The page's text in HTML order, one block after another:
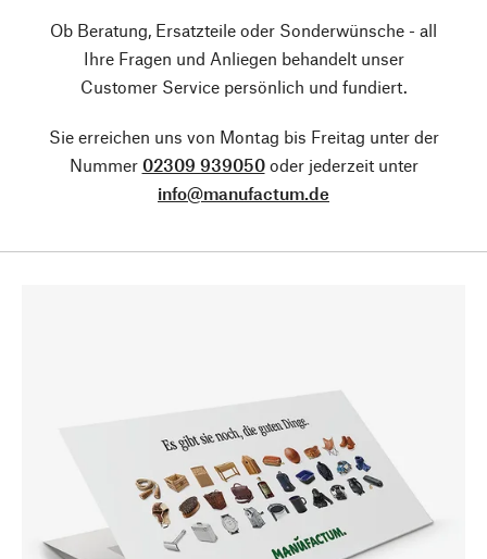
Ob Beratung, Ersatzteile oder Sonderwünsche - all
Ihre Fragen und Anliegen behandelt unser
Customer Service persönlich und fundiert.
Sie erreichen uns von Montag bis Freitag unter der
Nummer 02309 939050oder jederzeit unter
info@manufactum.de